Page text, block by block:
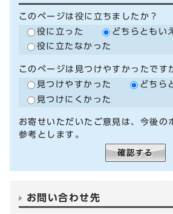
このページは役に立ちましたか？
役に立った
どちらともい
役に立たなかった
このページは見つけやすかったです
見つけやすかった
どちら
見つけにくかった
お寄せいただいたご意見は、今後の
参考とします。
お問い合わせ先